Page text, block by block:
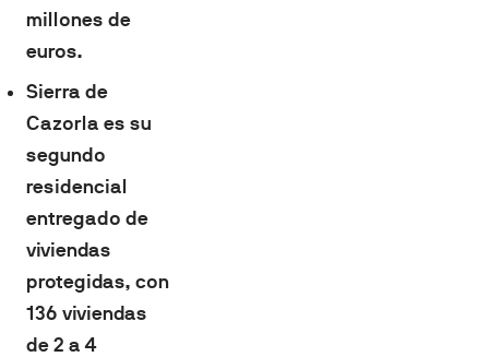
millones de
euros.
Sierra de
Cazorla es su
segundo
residencial
entregado de
viviendas
protegidas, con
136 viviendas
de 2 a 4